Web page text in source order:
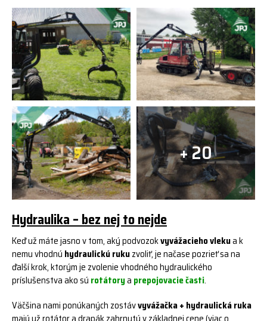
+ 20
Hydraulika – bez nej to nejde
Keď už máte jasno v tom, aký podvozokvyvážacieho vlekua k
nemu vhodnú hydraulickú rukuzvoliť, je načase pozrieť sa na
ďalší krok, ktorým je zvolenie vhodného hydraulického
príslušenstva ako sú rotátorya prepojovacie časti.
Väčšina nami ponúkaných zostávvyvážačka + hydraulická ruka